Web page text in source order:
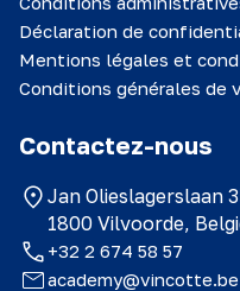
Déclaration de
Mentions légales et
Conditions générales de
Contactez-nous
Jan Olieslagerslaan
1800 Vilvoorde,
+32 2 674 58 57
academy@vincotte.be